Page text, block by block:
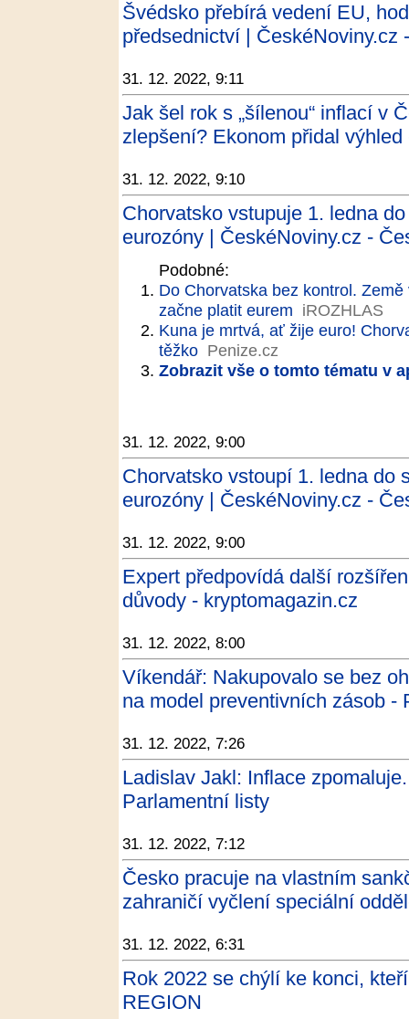
Švédsko přebírá vedení EU,
předsednictví | ČeskéNoviny.cz
31. 12. 2022, 9:11
Jak šel rok s „šílenou“ inflací v
zlepšení? Ekonom přidal výhled
31. 12. 2022, 9:10
Chorvatsko vstupuje 1. ledna
eurozóny | ČeskéNoviny.cz -
Podobné:
Do Chorvatska bez kontrol.
začne platit eurem iROZHLAS
Kuna je mrtvá, ať žije euro!
těžko Penize.cz
Zobrazit vše o tomto tématu v
31. 12. 2022, 9:00
Chorvatsko vstoupí 1. ledna do
eurozóny | ČeskéNoviny.cz -
31. 12. 2022, 9:00
Expert předpovídá další
důvody - kryptomagazin.cz
31. 12. 2022, 8:00
Víkendář: Nakupovalo se bez
na model preventivních zásob -
31. 12. 2022, 7:26
Ladislav Jakl: Inflace
Parlamentní listy
31. 12. 2022, 7:12
Česko pracuje na vlastním
zahraničí vyčlení speciální
31. 12. 2022, 6:31
Rok 2022 se chýlí ke konci,
REGION